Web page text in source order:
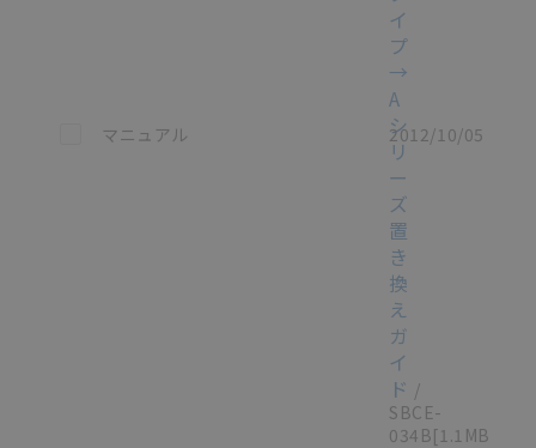
この資料を選択
マニュアル
イ
プ
→
A
シ
リ
ー
ズ
置
き
換
え
ガ
イ
ド /
SBCE-
034B[1.1MB]
2012/10/05